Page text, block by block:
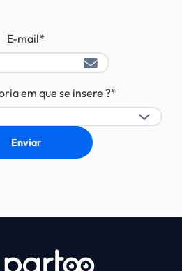
E-mail*
em que se insere ?*